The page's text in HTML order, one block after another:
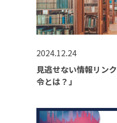
2024.12.24
見逃せない情報リン
令とは？」